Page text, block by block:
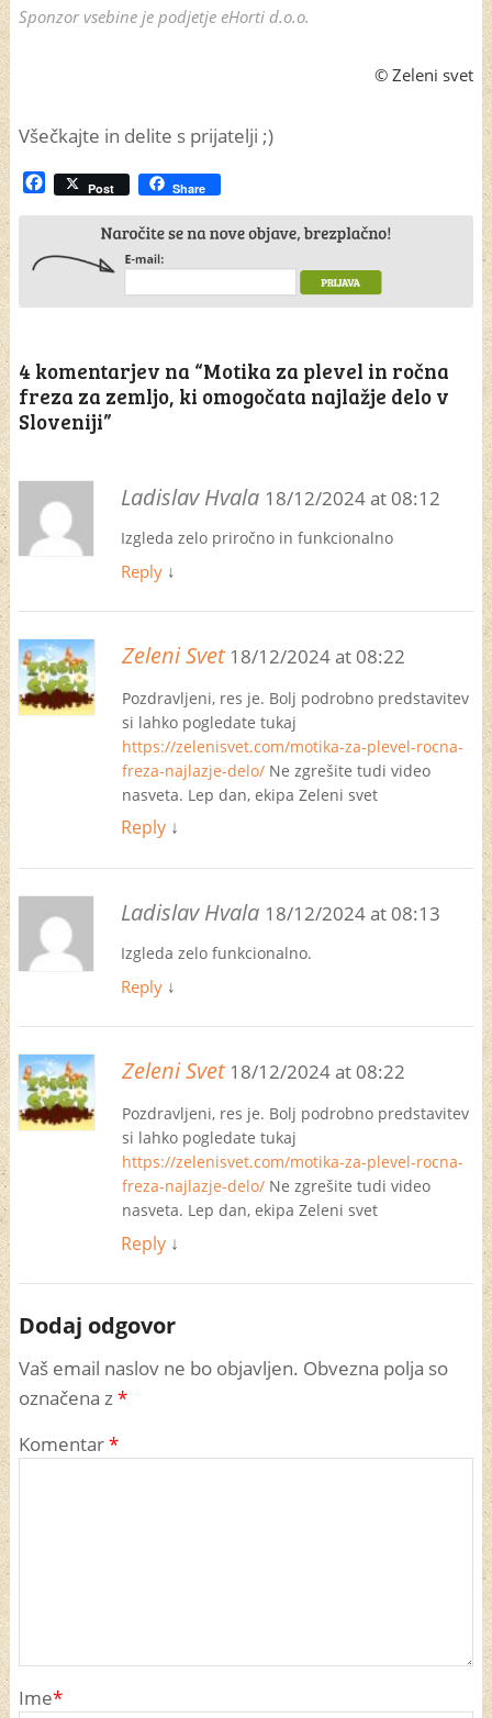
Sponzor vsebine je podjetje eHorti d.o.o.
© Zeleni svet
Všečkajte in delite s prijatelji ;)
Facebook
Post Share
4 komentarjev na “Motika za plevel in ročna
freza za zemljo, ki omogočata najlažje delo v
Sloveniji”
Ladislav Hvala 18/12/2024 at 08:12
Izgleda zelo priročno in funkcionalno
Reply ↓
Zeleni Svet 18/12/2024 at 08:22
Pozdravljeni, res je. Bolj podrobno predstavitev
si lahko pogledate tukaj
https://zelenisvet.com/motika-za-plevel-rocna-
freza-najlazje-delo/Ne zgrešite tudi video
nasveta. Lep dan, ekipa Zeleni svet
Reply ↓
Ladislav Hvala 18/12/2024 at 08:13
Izgleda zelo funkcionalno.
Reply ↓
Zeleni Svet 18/12/2024 at 08:22
Pozdravljeni, res je. Bolj podrobno predstavitev
si lahko pogledate tukaj
https://zelenisvet.com/motika-za-plevel-rocna-
freza-najlazje-delo/Ne zgrešite tudi video
nasveta. Lep dan, ekipa Zeleni svet
Reply ↓
Dodaj odgovor
Vaš email naslov ne bo objavljen. Obvezna polja so
označena z*
Komentar*
Ime*